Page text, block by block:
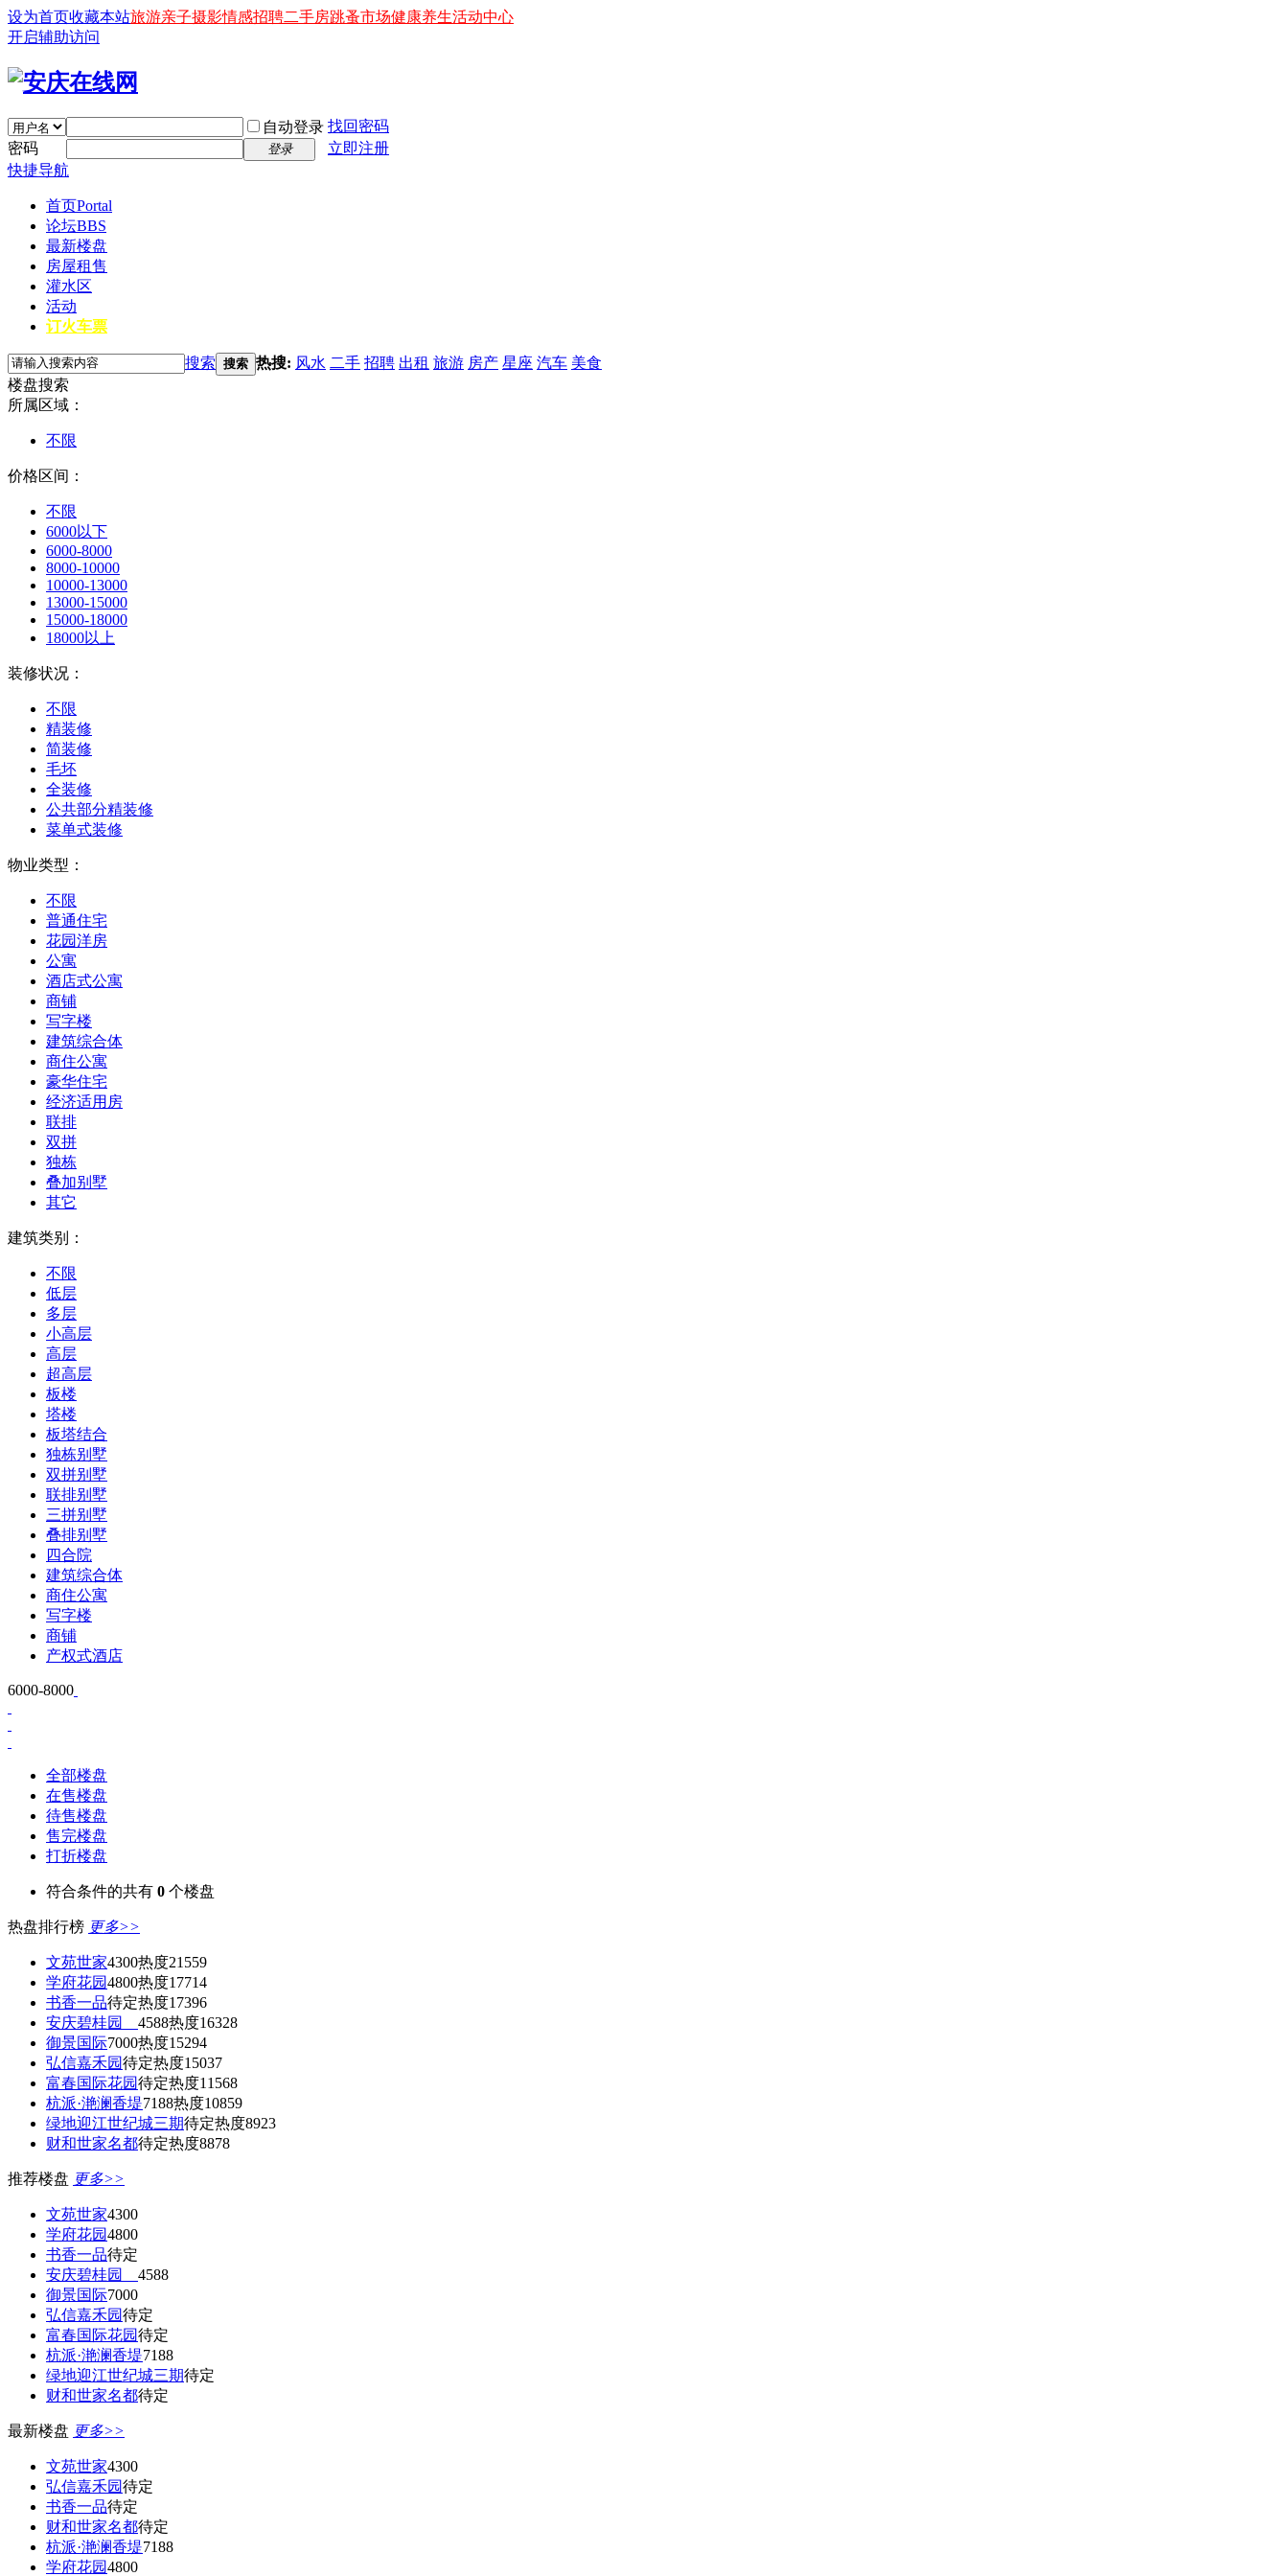
设为首页收藏本站旅游亲子摄影情感招聘二手房跳蚤市场健康养生活动中心
开启辅助访问
自动登录 找回密码
密码
登录
立即注册
快捷导航
首页Portal
论坛BBS
最新楼盘
房屋租售
灌水区
活动
订火车票
搜索 搜索 热搜: 风水 二手 招聘 出租 旅游 房产 星座 汽车 美食
楼盘搜索
所属区域：
不限
价格区间：
不限
6000以下
6000-8000
8000-10000
10000-13000
13000-15000
15000-18000
18000以上
装修状况：
不限
精装修
简装修
毛坯
全装修
公共部分精装修
菜单式装修
物业类型：
不限
普通住宅
花园洋房
公寓
酒店式公寓
商铺
写字楼
建筑综合体
商住公寓
豪华住宅
经济适用房
联排
双拼
独栋
叠加别墅
其它
建筑类别：
不限
低层
多层
小高层
高层
超高层
板楼
塔楼
板塔结合
独栋别墅
双拼别墅
联排别墅
三拼别墅
叠排别墅
四合院
建筑综合体
商住公寓
写字楼
商铺
产权式酒店
6000-8000
全部楼盘
在售楼盘
待售楼盘
售完楼盘
打折楼盘
符合条件的共有 0 个楼盘
热盘排行榜 更多>>
文苑世家4300热度21559
学府花园4800热度17714
书香一品待定热度17396
安庆碧桂园 4588热度16328
御景国际7000热度15294
弘信嘉禾园待定热度15037
富春国际花园待定热度11568
杭派·滟澜香堤7188热度10859
绿地迎江世纪城三期待定热度8923
财和世家名都待定热度8878
推荐楼盘 更多>>
文苑世家4300
学府花园4800
书香一品待定
安庆碧桂园 4588
御景国际7000
弘信嘉禾园待定
富春国际花园待定
杭派·滟澜香堤7188
绿地迎江世纪城三期待定
财和世家名都待定
最新楼盘 更多>>
文苑世家4300
弘信嘉禾园待定
书香一品待定
财和世家名都待定
杭派·滟澜香堤7188
学府花园4800